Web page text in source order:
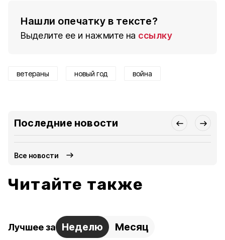
Нашли опечатку в тексте?
Выделите ее и нажмите на ссылку
ветераны новый год война
Последние новости
Все новости
Читайте также
Лучшее за Неделю Месяц